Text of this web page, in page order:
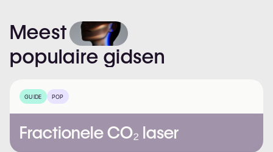
Meest
populaire gidsen
GUIDE POP
Fractionele CO₂ laser